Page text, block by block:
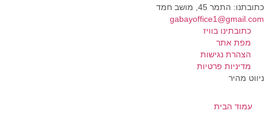
התמר 45, מושב חמד​
כתובתינו בוויז
מפת אתר
הצהרת נגישות
מדיניות פרטיות
מהיר
עמוד הבית